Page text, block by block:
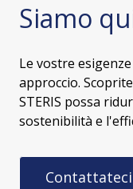
Siamo
Le vostre
approccio.
STERIS possa
sostenibilità e
Contattateci